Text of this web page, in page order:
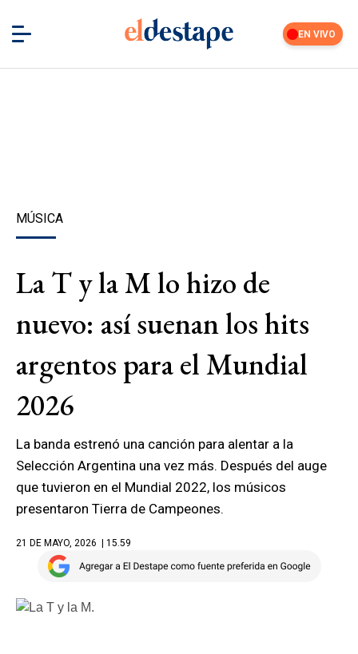
EN VIVO
MÚSICA
La T y la M lo hizo de
nuevo: así suenan los hits
argentos para el Mundial
2026
La banda estrenó una canción para alentar a la
Selección Argentina una vez más. Después del auge
que tuvieron en el Mundial 2022, los músicos
presentaron Tierra de Campeones.
21 DE MAYO, 2026 | 15.59